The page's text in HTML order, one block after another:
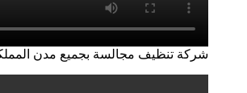
شركة تنظيف مجالسة بجميع مدن